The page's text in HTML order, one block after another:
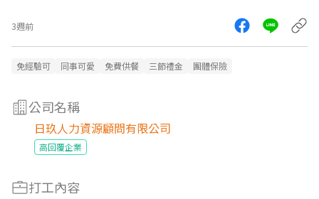
3週前
免經驗可 同事可愛 免費供餐 三節禮金 團體保險
公司名稱
日玖人力資源顧問有限公司
高回覆企業
打工內容